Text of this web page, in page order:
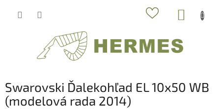
Swarovski Ďalekohľad EL 10x50 WB
(modelová rada 2014)